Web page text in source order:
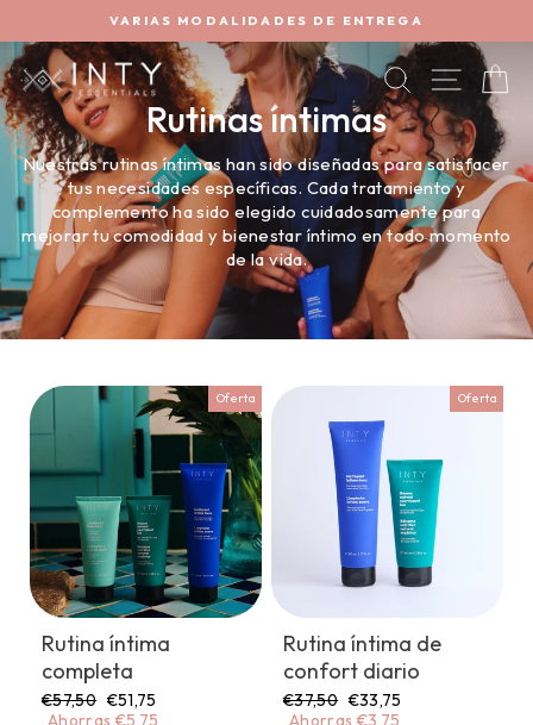
al
contenido
diapositivas
pausa
5€ DE BIENVENIDA *
BUSCAR
Rutinas íntimas
Nuestras rutinas íntimas han sido diseñadas para satisfacer
tus necesidades específicas. Cada tratamiento y
complemento ha sido elegido cuidadosamente para
mejorar tu comodidad y bienestar íntimo en todo momento
de la vida.
Oferta
Rutina íntima
completa
Precio
habitual
€57,50 Precio
de
€51,75
Ahorras €5,75
Oferta
Rutina íntima de
confort diario
Precio
habitual
€37,50 Precio
de
€33,75
Ahorras €3,75